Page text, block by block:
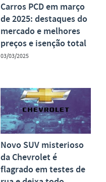
Carros PCD em março
de 2025: destaques do
mercado e melhores
preços e isenção total
03/03/2025
Novo SUV misterioso
da Chevrolet é
flagrado em testes de